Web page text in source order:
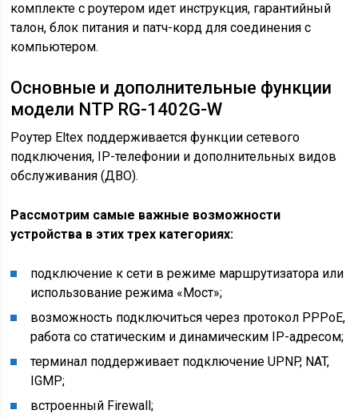
комплекте с роутером идет инструкция, гарантийный
талон, блок питания и патч-корд для соединения с
компьютером.
Основные и дополнительные функции
модели NTP RG-1402G-W
Роутер Eltex поддерживается функции сетевого
подключения, IP-телефонии и дополнительных видов
обслуживания (ДВО).
Рассмотрим самые важные возможности
устройства в этих трех категориях:
подключение к сети в режиме маршрутизатора или
использование режима «Мост»;
возможность подключиться через протокол PPPoE,
работа со статическим и динамическим IP-адресом;
терминал поддерживает подключение UPNP, NAT,
IGMP;
встроенный Firewall;